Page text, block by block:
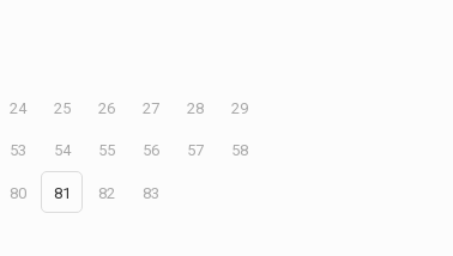
24 25 26 27 28 29
53 54 55 56 57 58
80 81 82 83